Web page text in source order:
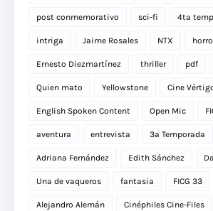
post conmemorativo sci-fi 4ta
intriga Jaime Rosales NTX
Ernesto Diezmartínez thriller pdf
Quien mato Yellowstone Cine
English Spoken Content Open Mic
aventura entrevista 3a Temporada
Adriana Fernández Edith Sánchez
Una de vaqueros fantasia FICG 33
Alejandro Alemán Cinéphiles Cine-Files